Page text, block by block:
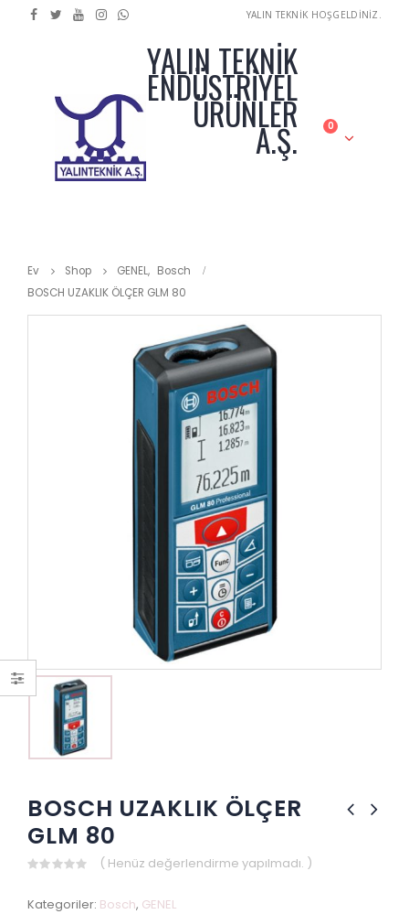
YALIN TEKNİK HOŞGELDİNİZ.
YALIN TEKNİK
ENDÜSTRİYEL
ÜRÜNLER
A.Ş. 0
Ev Shop GENEL, Bosch
BOSCH UZAKLIK ÖLÇER GLM 80
BOSCH UZAKLIK ÖLÇER
GLM 80
of
( Henüz değerlendirme yapılmadı. )
Kategoriler: Bosch, GENEL